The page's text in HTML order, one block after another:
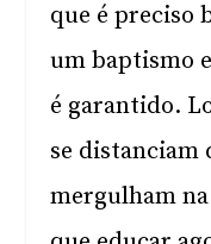
que é preciso
um baptismo
é garantido.
se distanciam
mergulham